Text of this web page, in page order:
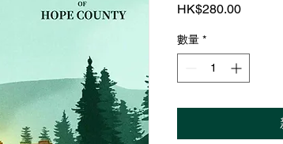
HK$280.00價
數量 *